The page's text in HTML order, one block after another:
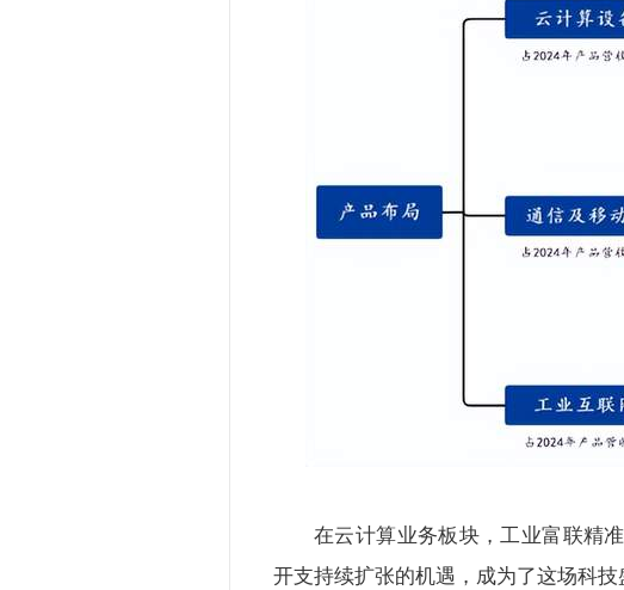
在云计算业务板块，工业富联精
开支持续扩张的机遇，成为了这场科技